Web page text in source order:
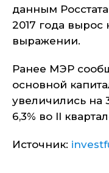
данным
2017 года вырос
выражении.
Ранее МЭР
основной
увеличились на
6,3% во II
Источник: